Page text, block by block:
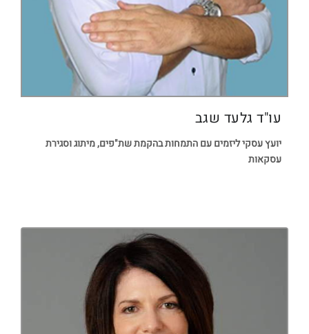
עו"ד גלעד שגב
יועץ עסקי ליזמים עם התמחות בהקמת שת"פים, מיתוג וסגירת
עסקאות